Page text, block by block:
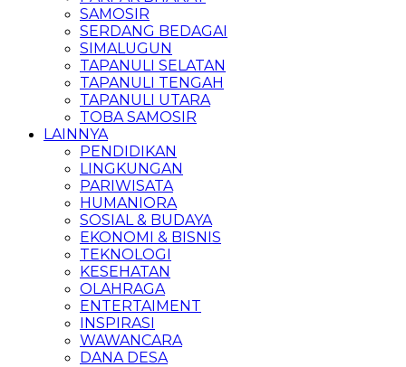
SAMOSIR
SERDANG BEDAGAI
SIMALUGUN
TAPANULI SELATAN
TAPANULI TENGAH
TAPANULI UTARA
TOBA SAMOSIR
LAINNYA
PENDIDIKAN
LINGKUNGAN
PARIWISATA
HUMANIORA
SOSIAL & BUDAYA
EKONOMI & BISNIS
TEKNOLOGI
KESEHATAN
OLAHRAGA
ENTERTAIMENT
INSPIRASI
WAWANCARA
DANA DESA